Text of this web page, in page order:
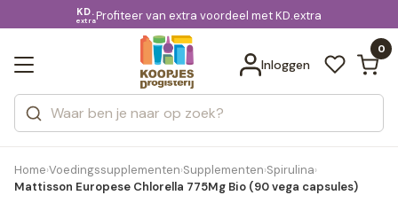
voor 20:00 uur besteld
Gratis bezorging
KD.
extraProfiteer van extra voordeel met KD.extra
Inloggen
0
Zoeken
Categorieën
Merken
Bekijk alle resultaten
Home›Voedingssupplementen›Supplementen›Spirulina›
Mattisson Europese Chlorella 775Mg Bio (90 vega capsules)